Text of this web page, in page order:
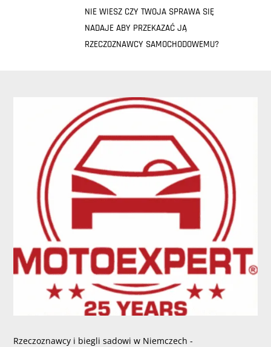
NIE WIESZ CZY TWOJA SPRAWA SIĘ
NADAJE ABY PRZEKAZAĆ JĄ
RZECZOZNAWCY SAMOCHODOWEMU?
Rzeczoznawcy i biegli sadowi w Niemczech -